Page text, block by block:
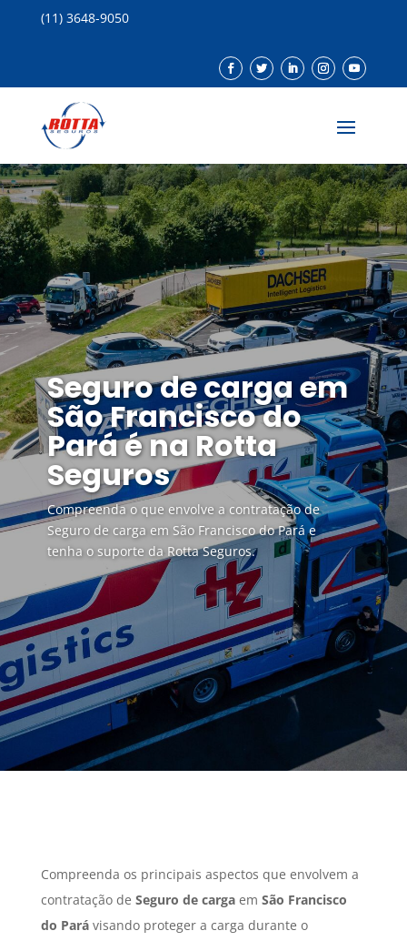
(11) 3648-9050
Seguro de carga em
São Francisco do
Pará é na Rotta
Seguros
Compreenda o que envolve a contratação de
Seguro de carga em São Francisco do Pará e
tenha o suporte da Rotta Seguros.
Compreenda os principais aspectos que envolvem a
contratação de Seguro de cargaem São Francisco
do Parávisando proteger a carga durante o